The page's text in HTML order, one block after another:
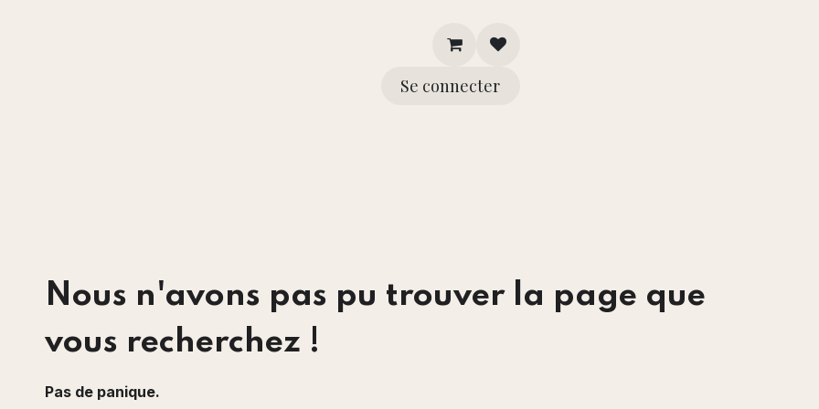
Se connecter
Erreur 404
Nous n'avons pas pu trouver la page que
vous recherchez !
Pas de panique.